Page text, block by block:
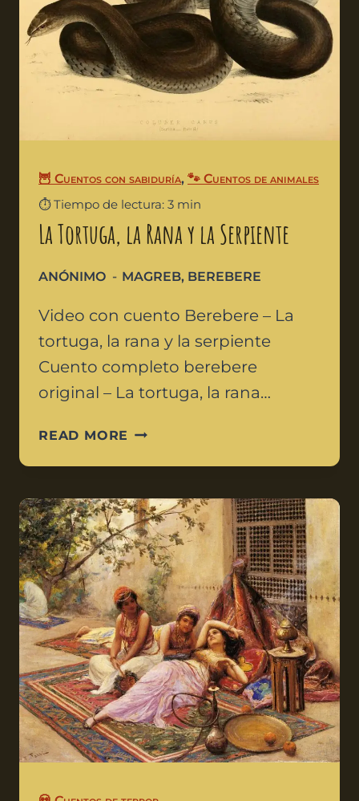
🦉 Cuentos con sabiduría, 🐾 Cuentos de animales
⏱️ Tiempo de lectura: 3 min
La Tortuga, la Rana y la Serpiente
ANÓNIMO MAGREB, BEREBERE
Video con cuento Berebere – La
tortuga, la rana y la serpiente
Cuento completo berebere
original – La tortuga, la rana…
READ MORE